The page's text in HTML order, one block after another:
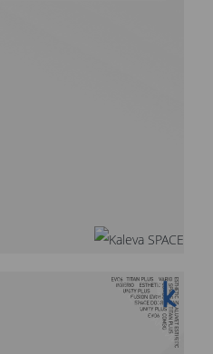
10 ЛЕТ ГАРАНТИИ